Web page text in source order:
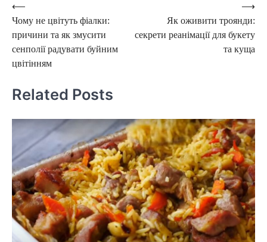
Post
navigation
⟵
Чому не цвітуть фіалки:
причини та як змусити
сенполії радувати буйним
цвітінням
Як оживити троянди:
секрети реанімації для букету
та куща
⟶
Related Posts